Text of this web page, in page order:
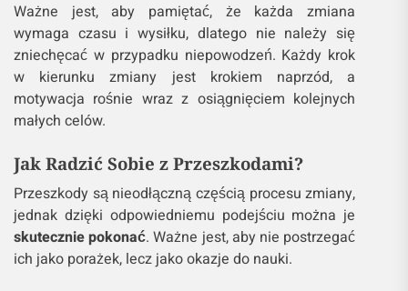
Ważne jest, aby pamiętać, że każda zmiana
wymaga czasu i wysiłku, dlatego nie należy się
zniechęcać w przypadku niepowodzeń. Każdy krok
w kierunku zmiany jest krokiem naprzód, a
motywacja rośnie wraz z osiągnięciem kolejnych
małych celów.
Jak Radzić Sobie z Przeszkodami?
Przeszkody są nieodłączną częścią procesu zmiany,
jednak dzięki odpowiedniemu podejściu można je
skutecznie pokonać. Ważne jest, aby nie postrzegać
ich jako porażek, lecz jako okazje do nauki.